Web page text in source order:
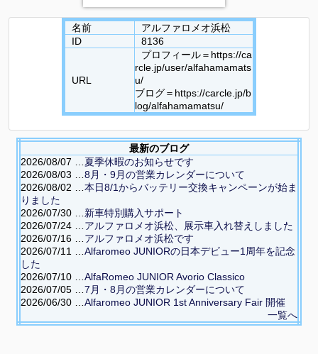
名前
アルファロメオ浜松
ID
8136
URL
プロフィール＝https://ca
rcle.jp/user/alfahamamats
u/
ブログ＝https://carcle.jp/b
log/alfahamamatsu/
最新のブログ
2026/08/07 … 夏季休暇のお知らせです
2026/08/03 … 8月・9月の営業カレンダーについて
2026/08/02 … 本日8/1からバッテリー交換キャンペーンが始ま
りました
2026/07/30 … 新車特別購入サポート
2026/07/24 … アルファロメオ浜松、展示車入れ替えしました
2026/07/16 … アルファロメオ浜松です
2026/07/11 … Alfaromeo JUNIORの日本デビュー1周年を記念
した
2026/07/10 … AlfaRomeo JUNIOR Avorio Classico
2026/07/05 … 7月・8月の営業カレンダーについて
2026/06/30 … Alfaromeo JUNIOR 1st Anniversary Fair 開催
一覧へ